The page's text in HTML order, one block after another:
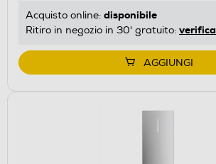
energetico
di
Acquisto online: disponibile
Ritiro in negozio in 30' gratuito: verifica
AGGIUNGI